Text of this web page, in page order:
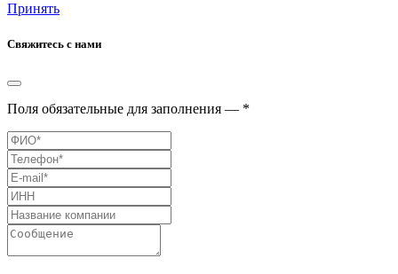
Принять
Свяжитесь с нами
Поля обязательные для заполнения — *